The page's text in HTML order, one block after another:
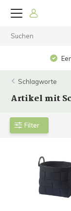
Schlagworte
Artikel mit
Filter